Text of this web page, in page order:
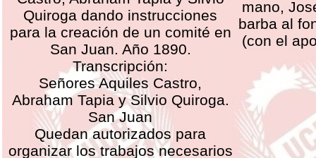
Quiroga dando instrucciones
para la creación de un comité en
San Juan. Año 1890.
Transcripción:
Señores Aquiles Castro,
Abraham Tapia y Silvio Quiroga.
San Juan
Quedan autorizados para
organizar los trabajos necesarios
mano,
barba al
(con el